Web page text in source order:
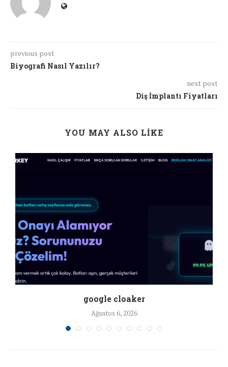
previous post
Biyografi Nasıl Yazılır?
next post
Diş İmplantı Fiyatları
YOU MAY ALSO LIKE
google cloaker
Ağustos 6, 2026